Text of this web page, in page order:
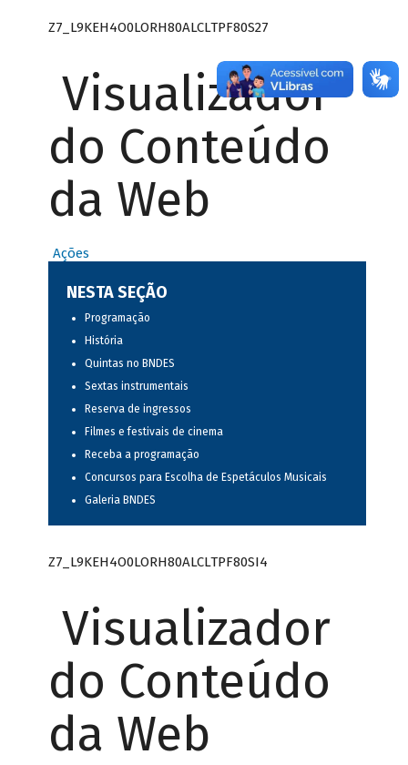
Z7_L9KEH4O0LORH80ALCLTPF80S27
Visualizador
do Conteúdo
da Web
Ações
NESTA SEÇÃO
Programação
História
Quintas no BNDES
Sextas instrumentais
Reserva de ingressos
Filmes e festivais de cinema
Receba a programação
Concursos para Escolha de Espetáculos Musicais
Galeria BNDES
Z7_L9KEH4O0LORH80ALCLTPF80SI4
Visualizador
do Conteúdo
da Web